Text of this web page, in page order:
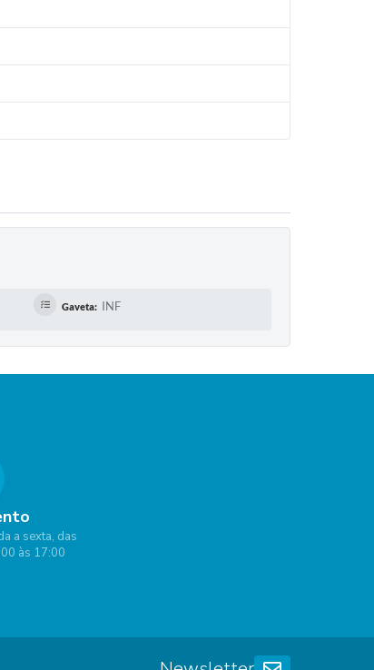
Gaveta: INF
a sexta, das
às 17:00